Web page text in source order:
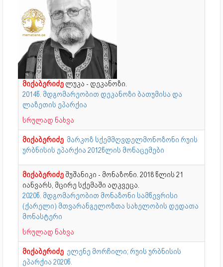
მიქაბერიძე ლუკა - დეკანოზი.
2014წ. მდგომარეობით დეკანოზი ბათუმისა და
ლაზეთის ეპარქია
სრულად ნახვა
მიქაბერიძე მარკოზ სქემმღვდელმონოზონი რუის
ურბნისის ეპარქია 2012წლის მონაცემები
მიქაბერიძე შუშანიკი - მონაზონი. 2018 წლის 21
იანვარს, მცირე სქემაში აღკვეცა.
2020წ. მდგომარეობით მონაზონი სამწევრისი
(ქარელი) მთვარანგელოზთა სახელობის დედათა
მონასტერი
სრულად ნახვა
მიქაბერიძე ელენე მორჩილი; რუის ურბნისის
ეპარქია 2020წ.